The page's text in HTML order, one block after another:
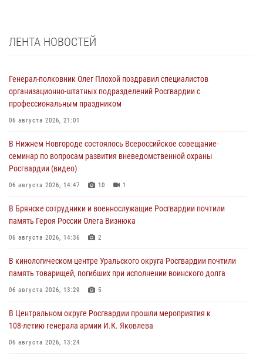
ЛЕНТА НОВОСТЕЙ
Генерал-полковник Олег Плохой поздравил специалистов
организационно-штатных подразделений Росгвардии с
профессиональным праздником
06 августа 2026, 21:01
В Нижнем Новгороде состоялось Всероссийское совещание-
семинар по вопросам развития вневедомственной охраны
Росгвардии (видео)
06 августа 2026, 14:47 10 1
В Брянске сотрудники и военнослужащие Росгвардии почтили
память Героя России Олега Визнюка
06 августа 2026, 14:36 2
В кинологическом центре Уральского округа Росгвардии почтили
память товарищей, погибших при исполнении воинского долга
06 августа 2026, 13:29 5
В Центральном округе Росгвардии прошли мероприятия к
108‑летию генерала армии И.К. Яковлева
06 августа 2026, 13:24